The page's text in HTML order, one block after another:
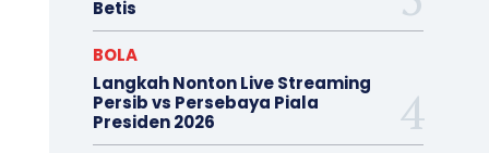
Betis
BOLA
Langkah Nonton Live Streaming
Persib vs Persebaya Piala
Presiden 2026